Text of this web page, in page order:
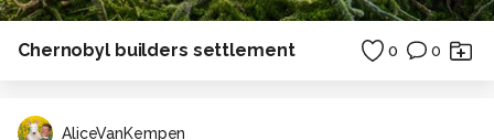
Chernobyl builders settlement 0 0
AliceVanKempen